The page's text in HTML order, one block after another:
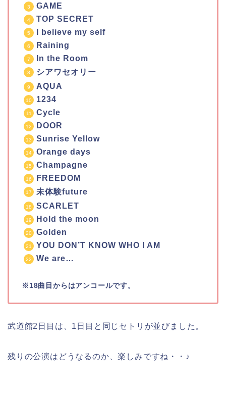
GAME
TOP SECRET
I believe my self
Raining
In the Room
シアワセオリー
AQUA
1234
Cycle
DOOR
Sunrise Yellow
Orange days
Champagne
FREEDOM
未体験future
SCARLET
Hold the moon
Golden
YOU DON’T KNOW WHO I AM
We are…
※18曲目からはアンコールです。
武道館2日目は、1日目と同じセトリが並びました。
残りの公演はどうなるのか、楽しみですね・・♪